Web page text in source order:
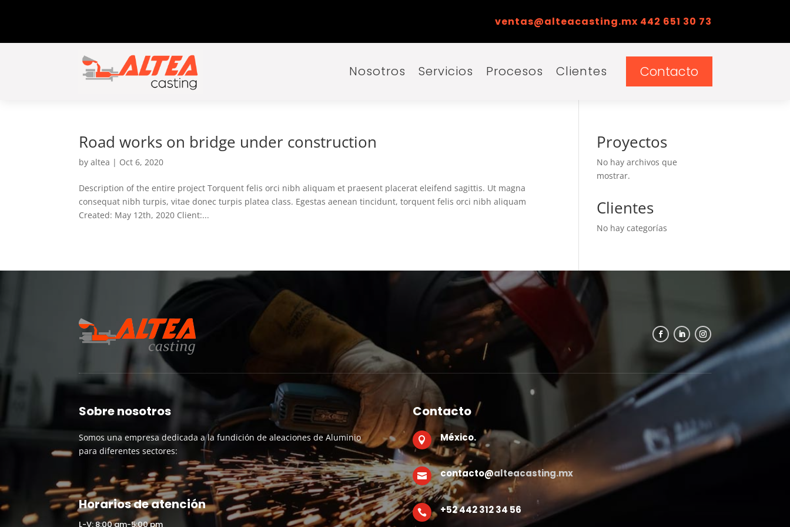
ventas@alteacasting.mx 442 651 30 73
Nosotros Servicios Procesos Clientes Contacto
Road works on bridge under construction
byaltea | Oct 6, 2020
Description of the entire project Torquent felis orci nibh aliquam et praesent placerat eleifend sagittis. Ut magna
consequat nibh turpis, vitae donec turpis platea class. Egestas aenean tincidunt, torquent felis orci nibh aliquam
Created: May 12th, 2020 Client:...
Proyectos
No hay archivos que
mostrar.
Clientes
No hay categorías
Sobre nosotros
Somos una empresa dedicada a la fundición de aleaciones de Aluminio
para diferentes sectores:
Horarios de atención
L-V: 8:00 am-5:00 pm
Contacto
 México.
 contacto@alteacasting.mx
 +52 442 312 34 56